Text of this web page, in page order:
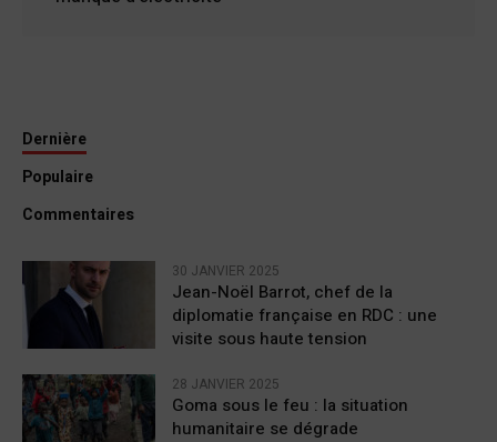
Dernière
Populaire
Commentaires
30 JANVIER 2025
Jean-Noël Barrot, chef de la
diplomatie française en RDC : une
visite sous haute tension
28 JANVIER 2025
Goma sous le feu : la situation
humanitaire se dégrade